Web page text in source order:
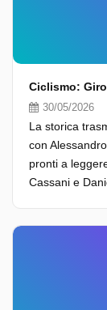
30/05/2026
La storica
con
pronti a
Cassani e